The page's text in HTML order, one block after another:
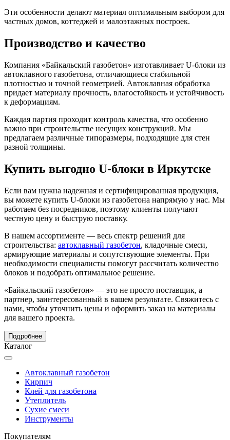
Эти особенности делают материал оптимальным выбором для
частных домов, коттеджей и малоэтажных построек.
Производство и качество
Компания «Байкальский газобетон» изготавливает U-блоки из
автоклавного газобетона, отличающиеся стабильной
плотностью и точной геометрией. Автоклавная обработка
придает материалу прочность, влагостойкость и устойчивость
к деформациям.
Каждая партия проходит контроль качества, что особенно
важно при строительстве несущих конструкций. Мы
предлагаем различные типоразмеры, подходящие для стен
разной толщины.
Купить выгодно U-блоки в Иркутске
Если вам нужна надежная и сертифицированная продукция,
вы можете купить U-блоки из газобетона напрямую у нас. Мы
работаем без посредников, поэтому клиенты получают
честную цену и быструю поставку.
В нашем ассортименте — весь спектр решений для
строительства: автоклавный газобетон, кладочные смеси,
армирующие материалы и сопутствующие элементы. При
необходимости специалисты помогут рассчитать количество
блоков и подобрать оптимальное решение.
«Байкальский газобетон» — это не просто поставщик, а
партнер, заинтересованный в вашем результате. Свяжитесь с
нами, чтобы уточнить цены и оформить заказ на материалы
для вашего проекта.
Подробнее
Каталог
Автоклавный газобетон
Кирпич
Клей для газобетона
Утеплитель
Сухие смеси
Инструменты
Покупателям